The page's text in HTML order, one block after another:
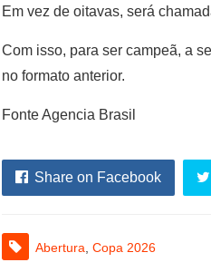
Em vez de oitavas, será
Com isso, para ser campeã, a
no formato anterior.
Fonte Agencia Brasil
Share on Facebook
Abertura Copa 2026